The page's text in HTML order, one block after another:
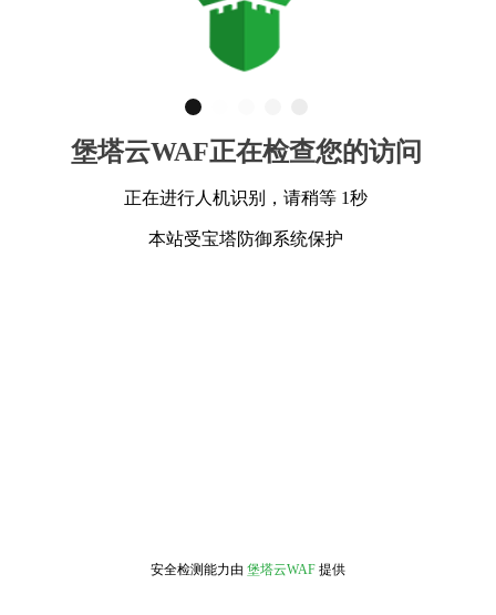
堡塔云WAF正在检查您的访问
正在进行人机识别，请稍等 1秒
本站受宝塔防御系统保护
安全检测能力由 堡塔云WAF 提供